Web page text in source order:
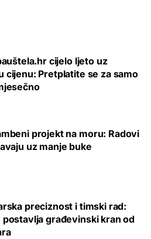
cijelo ljeto uz
cijenu: Pretplatite se za samo
projekt na moru: Radovi
uz manje buke
preciznost i timski rad:
postavlja građevinski kran od